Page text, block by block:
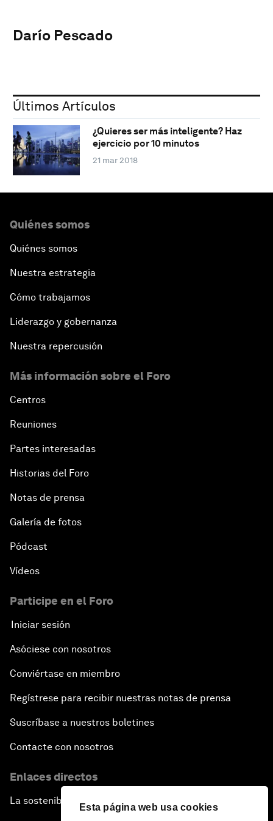
Esta página web usa cookies
Darío Pescado
Últimos Artículos
¿Quieres ser más inteligente? Haz
ejercicio por 10 minutos
21 mar 2018
Quiénes somos
Quiénes somos
Nuestra estrategia
Cómo trabajamos
Liderazgo y gobernanza
Nuestra repercusión
Más información sobre el Foro
Centros
Reuniones
Partes interesadas
Historias del Foro
Notas de prensa
Galería de fotos
Pódcast
Vídeos
Participe en el Foro
Iniciar sesión
Asóciese con nosotros
Conviértase en miembro
Regístrese para recibir nuestras notas de prensa
Suscríbase a nuestros boletines
Contacte con nosotros
Enlaces directos
La sostenibilidad en el Foro